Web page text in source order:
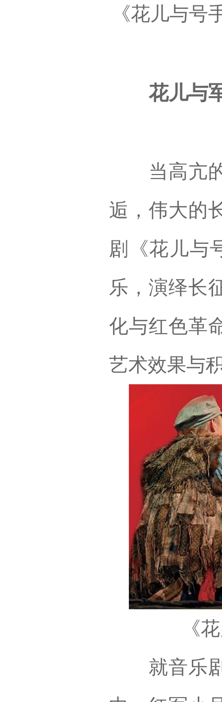
《花儿与号
花儿与
当高亢的
逅，伟大的
剧《花儿与
乐，演绎长
化与红色革
艺术效果与
《
就音乐剧